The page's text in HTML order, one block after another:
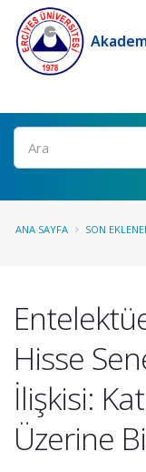
Ara
ANA SAYFA SON
Hisse
İlişkisi:
Üzerine